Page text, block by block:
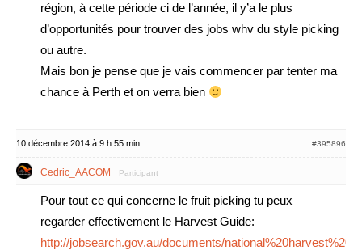
région, à cette période ci de l’année, il y’a le plus
d’opportunités pour trouver des jobs whv du style picking
ou autre.
Mais bon je pense que je vais commencer par tenter ma
chance à Perth et on verra bien
10 décembre 2014 à 9 h 55 min #395896
Cedric_AACOM Participant
Pour tout ce qui concerne le fruit picking tu peux
regarder effectivement le Harvest Guide:
http://jobsearch.gov.au/documents/